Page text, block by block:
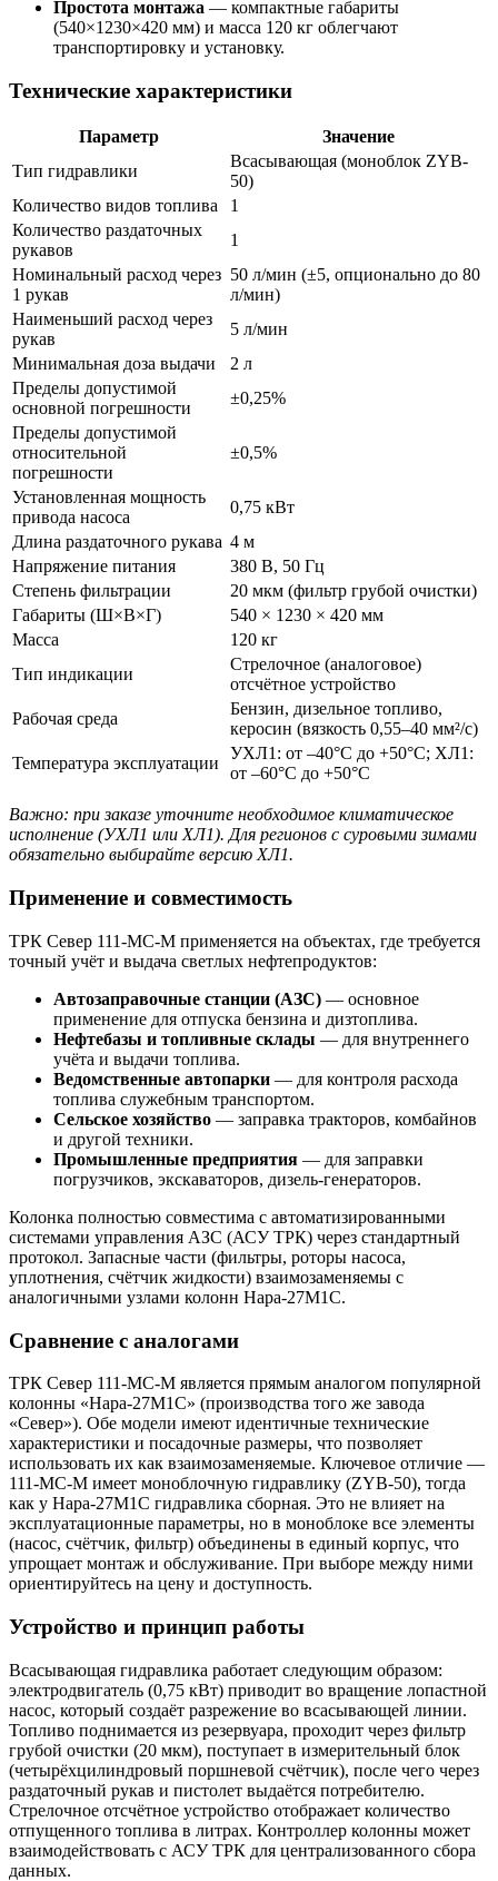
Простота монтажа — компактные габариты
(540×1230×420 мм) и масса 120 кг облегчают
транспортировку и установку.
Технические характеристики
Параметр
Значение
Тип гидравлики
Всасывающая (моноблок ZYB-
50)
Количество видов топлива
1
Количество раздаточных
рукавов
1
Номинальный расход через
1 рукав
50 л/мин (±5, опционально до 80
л/мин)
Наименьший расход через
рукав
5 л/мин
Минимальная доза выдачи
2 л
Пределы допустимой
основной погрешности
±0,25%
Пределы допустимой
относительной
погрешности
±0,5%
Установленная мощность
привода насоса
0,75 кВт
Длина раздаточного рукава 4 м
Напряжение питания
380 В, 50 Гц
Степень фильтрации
20 мкм (фильтр грубой очистки)
Габариты (Ш×В×Г)
540 × 1230 × 420 мм
Масса
120 кг
Тип индикации
Стрелочное (аналоговое)
отсчётное устройство
Рабочая среда
Бензин, дизельное топливо,
керосин (вязкость 0,55–40 мм²/с)
Температура эксплуатации
УХЛ1: от –40°C до +50°C; ХЛ1:
от –60°C до +50°C
Важно: при заказе уточните необходимое климатическое
исполнение (УХЛ1 или ХЛ1). Для регионов с суровыми зимами
обязательно выбирайте версию ХЛ1.
Применение и совместимость
ТРК Север 111-МС-М применяется на объектах, где требуется
точный учёт и выдача светлых нефтепродуктов:
Автозаправочные станции (АЗС) — основное
применение для отпуска бензина и дизтоплива.
Нефтебазы и топливные склады — для внутреннего
учёта и выдачи топлива.
Ведомственные автопарки — для контроля расхода
топлива служебным транспортом.
Сельское хозяйство — заправка тракторов, комбайнов
и другой техники.
Промышленные предприятия — для заправки
погрузчиков, экскаваторов, дизель-генераторов.
Колонка полностью совместима с автоматизированными
системами управления АЗС (АСУ ТРК) через стандартный
протокол. Запасные части (фильтры, роторы насоса,
уплотнения, счётчик жидкости) взаимозаменяемы с
аналогичными узлами колонн Нара-27М1С.
Сравнение с аналогами
ТРК Север 111-МС-М является прямым аналогом популярной
колонны «Нара-27М1С» (производства того же завода
«Север»). Обе модели имеют идентичные технические
характеристики и посадочные размеры, что позволяет
использовать их как взаимозаменяемые. Ключевое отличие —
111-МС-М имеет моноблочную гидравлику (ZYB-50), тогда
как у Нара-27М1С гидравлика сборная. Это не влияет на
эксплуатационные параметры, но в моноблоке все элементы
(насос, счётчик, фильтр) объединены в единый корпус, что
упрощает монтаж и обслуживание. При выборе между ними
ориентируйтесь на цену и доступность.
Устройство и принцип работы
Всасывающая гидравлика работает следующим образом:
электродвигатель (0,75 кВт) приводит во вращение лопастной
насос, который создаёт разрежение во всасывающей линии.
Топливо поднимается из резервуара, проходит через фильтр
грубой очистки (20 мкм), поступает в измерительный блок
(четырёхцилиндровый поршневой счётчик), после чего через
раздаточный рукав и пистолет выдаётся потребителю.
Стрелочное отсчётное устройство отображает количество
отпущенного топлива в литрах. Контроллер колонны может
взаимодействовать с АСУ ТРК для централизованного сбора
данных.